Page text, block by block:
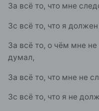
За всё то, что мне
Зс всё то, что я
За всё то, о чём мне
думал,
За всё то, что мне не
Зс всё то, что я не